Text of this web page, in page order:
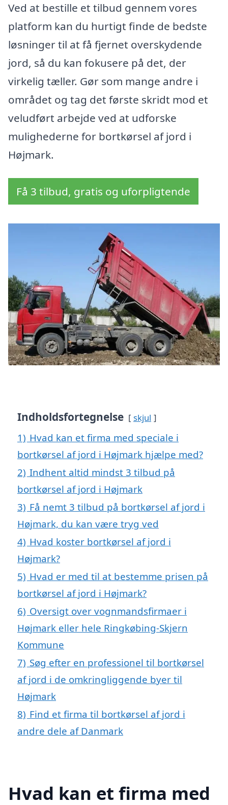
Ved at bestille et tilbud gennem vores
platform kan du hurtigt finde de bedste
løsninger til at få fjernet overskydende
jord, så du kan fokusere på det, der
virkelig tæller. Gør som mange andre i
området og tag det første skridt mod et
veludført arbejde ved at udforske
mulighederne for bortkørsel af jord i
Højmark.
Få 3 tilbud, gratis og uforpligtende
Indholdsfortegnelse skjul
1) Hvad kan et firma med speciale i
bortkørsel af jord i Højmark hjælpe med?
2) Indhent altid mindst 3 tilbud på
bortkørsel af jord i Højmark
3) Få nemt 3 tilbud på bortkørsel af jord i
Højmark, du kan være tryg ved
4) Hvad koster bortkørsel af jord i
Højmark?
5) Hvad er med til at bestemme prisen på
bortkørsel af jord i Højmark?
6) Oversigt over vognmandsfirmaer i
Højmark eller hele Ringkøbing-Skjern
Kommune
7) Søg efter en professionel til bortkørsel
af jord i de omkringliggende byer til
Højmark
8) Find et firma til bortkørsel af jord i
andre dele af Danmark
Hvad kan et firma med